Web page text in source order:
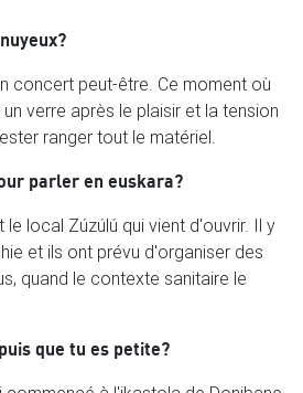
concert peut-être. Ce moment où
verre après le plaisir et la tension
ranger tout le matériel.
parler en euskara?
le local Zúzúlú qui vient d'ouvrir. Il y
et ils ont prévu d'organiser des
quand le contexte sanitaire le
que tu es petite?